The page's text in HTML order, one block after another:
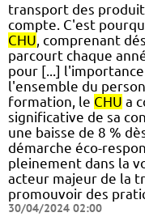
transport des
compte. C'est
CHU, comprenant
parcourt chaque
pour [...]
l'ensemble du
formation, le CHU a
significative de sa
une baisse de 8 %
démarche éco-
pleinement dans la
acteur majeur de la
promouvoir des
30/04/2024 02:00